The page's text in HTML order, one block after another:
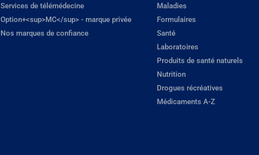
Services de télémédecine
Option+<sup>MC</sup> - marque privée
Nos marques de confiance
Maladies
Formulaires
Santé
Laboratoires
Produits de santé naturels
Nutrition
Drogues récréatives
Médicaments A-Z